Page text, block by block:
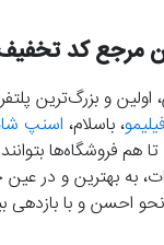
مرجع کد
اولین و بزرگ‌ترین
فیلیمو، باسلام، اسنپ
هم فروشگاه‌ها
به بهترین و در عین
احسن و با بازدهی